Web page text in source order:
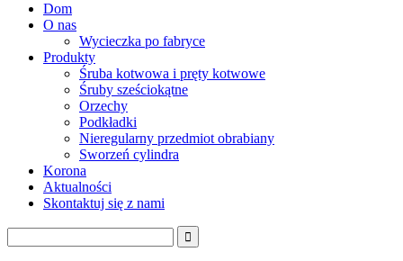
Dom
O nas
Wycieczka po fabryce
Produkty
Śruba kotwowa i pręty kotwowe
Śruby sześciokątne
Orzechy
Podkładki
Nieregularny przedmiot obrabiany
Sworzeń cylindra
Korona
Aktualności
Skontaktuj się z nami